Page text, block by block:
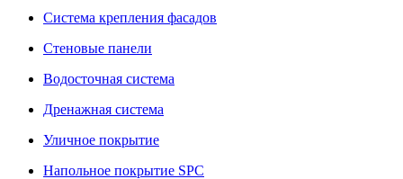
Система крепления фасадов
Стеновые панели
Водосточная система
Дренажная система
Уличное покрытие
Напольное покрытие SPC